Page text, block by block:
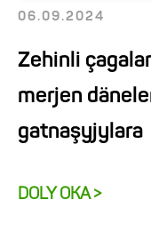
06.09.2024
Zehinli
merjen
gatnaşyjylara
DOLY OKA >